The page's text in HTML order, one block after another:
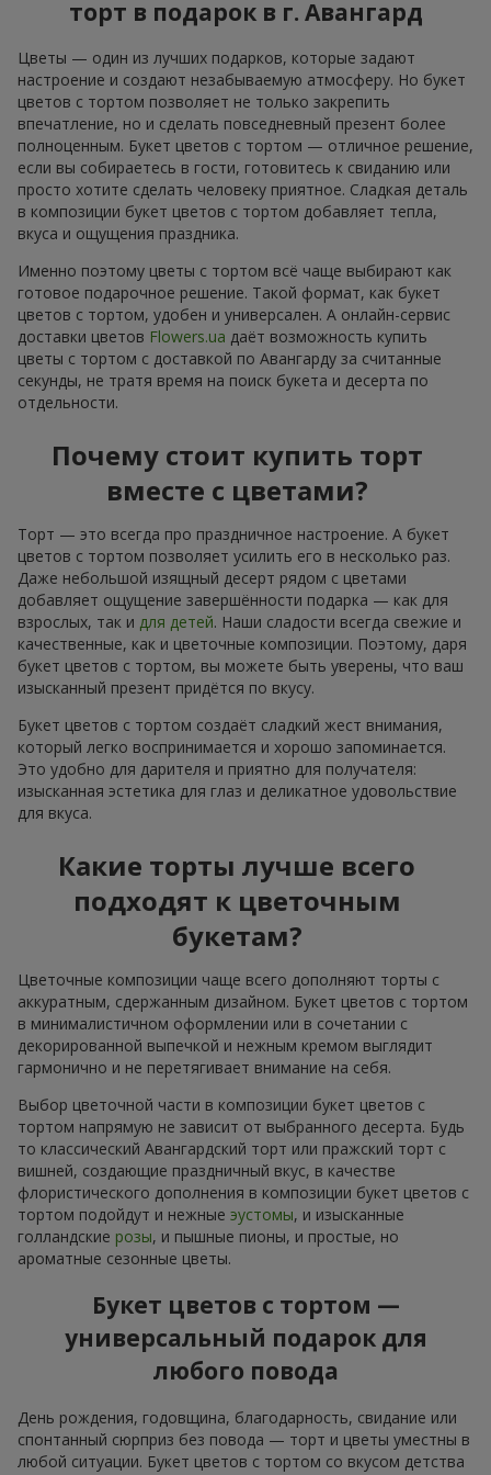
торт в подарок в г. Авангард
Цветы — один из лучших подарков, которые задают
настроение и создают незабываемую атмосферу. Но букет
цветов с тортом позволяет не только закрепить
впечатление, но и сделать повседневный презент более
полноценным. Букет цветов с тортом — отличное решение,
если вы собираетесь в гости, готовитесь к свиданию или
просто хотите сделать человеку приятное. Сладкая деталь
в композиции букет цветов с тортом добавляет тепла,
вкуса и ощущения праздника.
Именно поэтому цветы с тортом всё чаще выбирают как
готовое подарочное решение. Такой формат, как букет
цветов с тортом, удобен и универсален. А онлайн-сервис
доставки цветов Flowers.ua даёт возможность купить
цветы с тортом с доставкой по Авангарду за считанные
секунды, не тратя время на поиск букета и десерта по
отдельности.
Почему стоит купить торт
вместе с цветами?
Торт — это всегда про праздничное настроение. А букет
цветов с тортом позволяет усилить его в несколько раз.
Даже небольшой изящный десерт рядом с цветами
добавляет ощущение завершённости подарка — как для
взрослых, так и для детей. Наши сладости всегда свежие и
качественные, как и цветочные композиции. Поэтому, даря
букет цветов с тортом, вы можете быть уверены, что ваш
изысканный презент придётся по вкусу.
Букет цветов с тортом создаёт сладкий жест внимания,
который легко воспринимается и хорошо запоминается.
Это удобно для дарителя и приятно для получателя:
изысканная эстетика для глаз и деликатное удовольствие
для вкуса.
Какие торты лучше всего
подходят к цветочным
букетам?
Цветочные композиции чаще всего дополняют торты с
аккуратным, сдержанным дизайном. Букет цветов с тортом
в минималистичном оформлении или в сочетании с
декорированной выпечкой и нежным кремом выглядит
гармонично и не перетягивает внимание на себя.
Выбор цветочной части в композиции букет цветов с
тортом напрямую не зависит от выбранного десерта. Будь
то классический Авангардский торт или пражский торт с
вишней, создающие праздничный вкус, в качестве
флористического дополнения в композиции букет цветов с
тортом подойдут и нежные эустомы, и изысканные
голландские розы, и пышные пионы, и простые, но
ароматные сезонные цветы.
Букет цветов с тортом —
универсальный подарок для
любого повода
День рождения, годовщина, благодарность, свидание или
спонтанный сюрприз без повода — торт и цветы уместны в
любой ситуации. Букет цветов с тортом со вкусом детства